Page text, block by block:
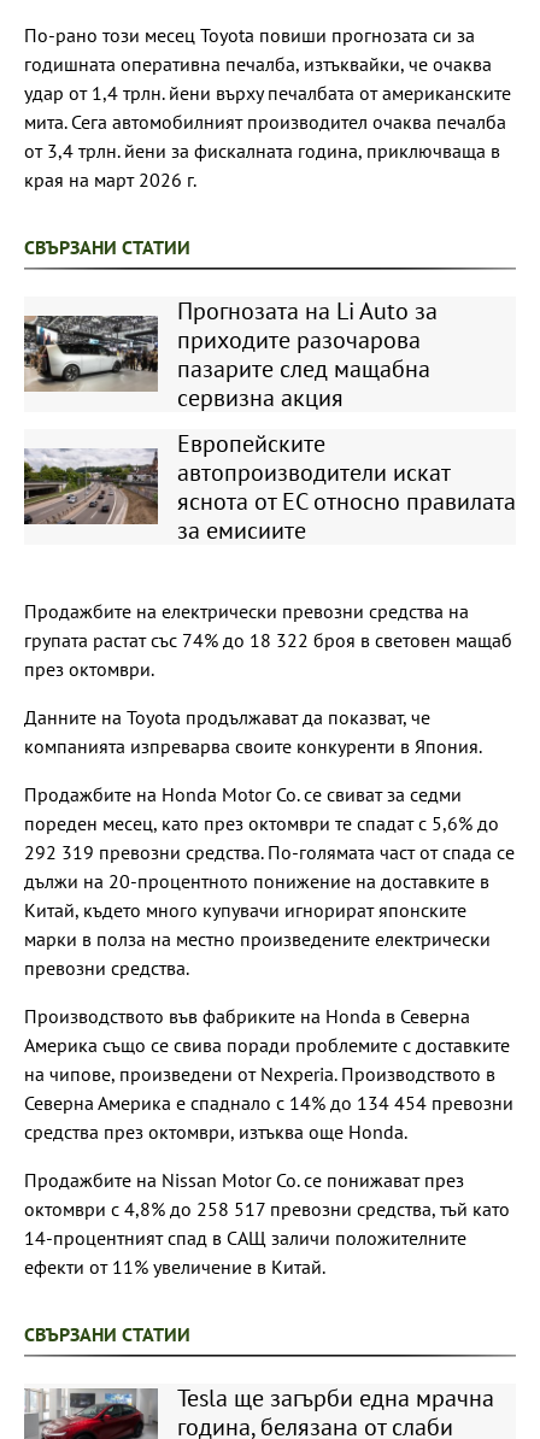
По-рано този месец Toyota повиши прогнозата си за
годишната оперативна печалба, изтъквайки, че очаква
удар от 1,4 трлн. йени върху печалбата от американските
мита. Сега автомобилният производител очаква печалба
от 3,4 трлн. йени за фискалната година, приключваща в
края на март 2026 г.
СВЪРЗАНИ СТАТИИ
Прогнозата на Li Auto за
приходите разочарова
пазарите след мащабна
сервизна акция
Европейските
автопроизводители искат
яснота от ЕС относно правилата
за емисиите
Продажбите на електрически превозни средства на
групата растат със 74% до 18 322 броя в световен мащаб
през октомври.
Данните на Toyota продължават да показват, че
компанията изпреварва своите конкуренти в Япония.
Продажбите на Honda Motor Co. се свиват за седми
пореден месец, като през октомври те спадат с 5,6% до
292 319 превозни средства. По-голямата част от спада се
дължи на 20-процентното понижение на доставките в
Китай, където много купувачи игнорират японските
марки в полза на местно произведените електрически
превозни средства.
Производството във фабриките на Honda в Северна
Америка също се свива поради проблемите с доставките
на чипове, произведени от Nexperia. Производството в
Северна Америка е спаднало с 14% до 134 454 превозни
средства през октомври, изтъква още Honda.
Продажбите на Nissan Motor Co. се понижават през
октомври с 4,8% до 258 517 превозни средства, тъй като
14-процентният спад в САЩ заличи положителните
ефекти от 11% увеличение в Китай.
СВЪРЗАНИ СТАТИИ
Tesla ще загърби една мрачна
година, белязана от слаби